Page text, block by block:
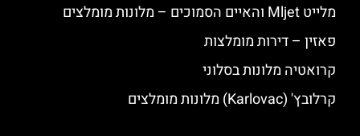
מלייט Mljet והאיים הסמוכים – מלונות מומלצים
פאזין – דירות מומלצות
קרואטיה מלונות בסלוני
קרלובץ' (Karlovac) מלונות מומלצים